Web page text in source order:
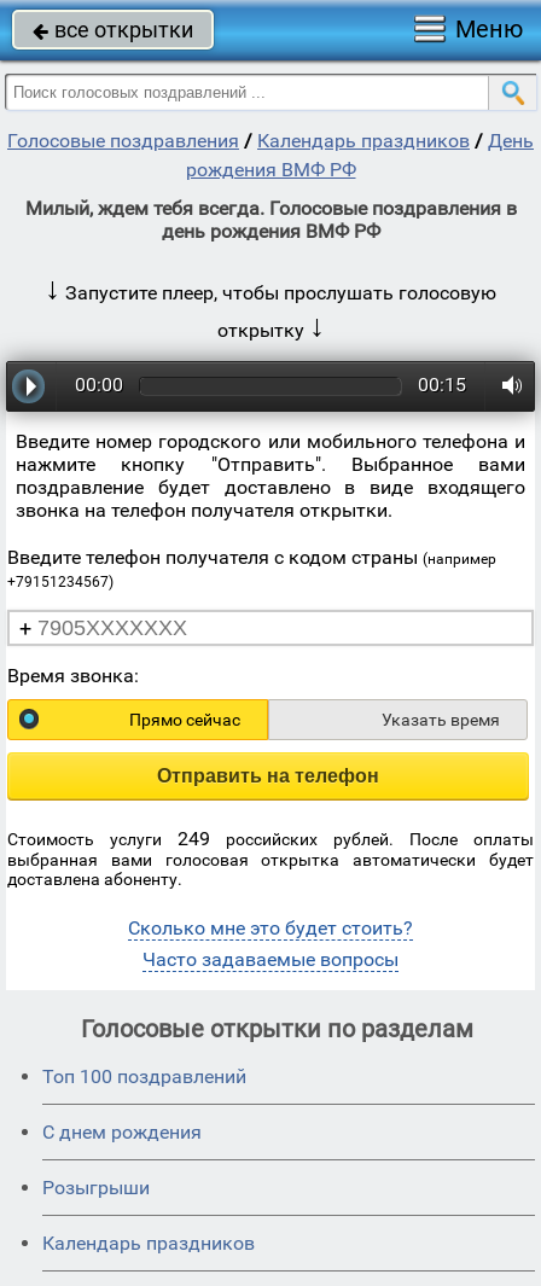
 все открытки Меню
Голосовые поздравления / Календарь праздников / День
рождения ВМФ РФ
Милый, ждем тебя всегда. Голосовые поздравления в
день рождения ВМФ РФ
↓ Запустите плеер, чтобы прослушать голосовую
открытку ↓
00:00 00:15
Введите номер городского или мобильного телефона и
нажмите кнопку "Отправить". Выбранное вами
поздравление будет доставлено в виде входящего
звонка на телефон получателя открытки.
Введите телефон получателя с кодом страны (например
+79151234567)
+
Время звонка:
Прямо сейчас Указать время
Отправить на телефон
Стоимость услуги 249 российских рублей. После оплаты
выбранная вами голосовая открытка автоматически будет
доставлена абоненту.
Сколько мне это будет стоить?
Часто задаваемые вопросы
Голосовые открытки по разделам
Топ 100 поздравлений
С днем рождения
Розыгрыши
Календарь праздников